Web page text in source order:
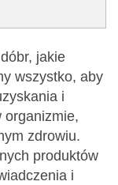
jakie
wszystko, aby
i
organizmie,
zdrowiu.
produktów
i